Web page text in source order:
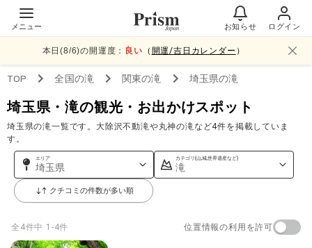
メニュー お知らせ ログイン
本日(8/6)の開運度： 良い （ 開運/吉日カレンダー ）
TOP 全国の滝 関東の滝 埼玉県の滝
埼玉県・滝の観光・お出かけスポット
埼玉県の滝一覧です。大除沢不動滝や丸神の滝など4件を掲載していま
す。
エリア
埼玉県
カテゴリ(山,城,世界遺産など)
滝
クチコミの件数が多い順
全 4件中 1-4件 位置情報の利用を許可